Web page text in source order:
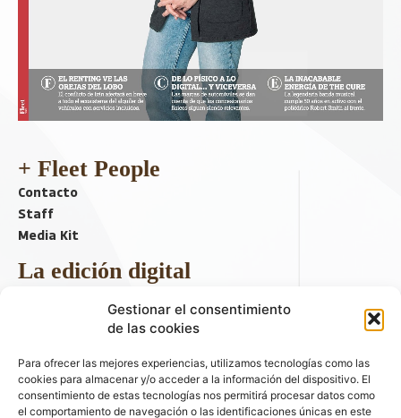
Gestionar el consentimiento
de las cookies
Para ofrecer las mejores experiencias, utilizamos tecnologías como las
cookies para almacenar y/o acceder a la información del dispositivo. El
consentimiento de estas tecnologías nos permitirá procesar datos como
el comportamiento de navegación o las identificaciones únicas en este
+ Fleet People
Contacto
Staff
Media Kit
La edición digital
Descargar último ejemplar
ir a hemeroteca
+ Contenido en redes sociales